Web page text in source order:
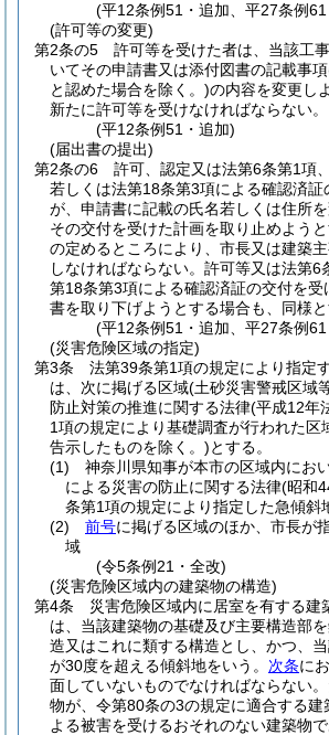
(平12条例51・追加、平27条例
(許可等の変更)
第2条の5
許可等を受けた者は、当該工
いてその申請書又は添付図書の記載事項
と認めた場合を除く。)の内容を変更し
新たに許可等を受けなければならない。
(平12条例51・追加)
(届出書の提出)
第2条の6
許可、認定又は法第6条第1項
若しくは法第18条第3項による確認済証
が、申請書に記載の氏名若しくは住所
その交付を受けた計画を取り止めよう
の定めるところにより、市長又は建築
しなければならない。 許可等又は法第6
第18条第3項による確認済証の交付を受
書を取り下げようとする場合も、同様と
(平12条例51・追加、平27条例
(災害危険区域の指定)
第3条
法第39条第1項の規定により指定
は、次に掲げる区域(土砂災害警戒区域
防止対策の推進に関する法律(平成12年
1項の規定により基礎調査が行われた区
告示したものを除く。)とする。
(1)
神奈川県知事が本市の区域内にお
による災害の防止に関する法律(昭和
条第1項の規定により指定した急傾斜
(2)
前号に掲げる区域のほか、市長が
域
(令5条例21・全改)
(災害危険区域内の建築物の構造)
第4条
災害危険区域内に居室を有する建
は、当該建築物の基礎及び主要構造部
造又はこれに類する構造とし、かつ、
が30度を超える傾斜地をいう。 次条に
面していないものでなければならない。
物が、令第80条の3の規定に適合する建
よる被害を受けるおそれのない建築物